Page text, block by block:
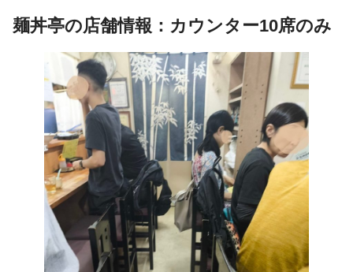
麺丼亭の店舗情報：カウンター10席のみ